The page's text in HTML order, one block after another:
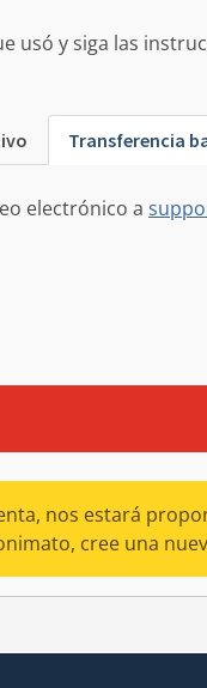
y siga las
Transferencia
electrónico a
nos estará
cree una